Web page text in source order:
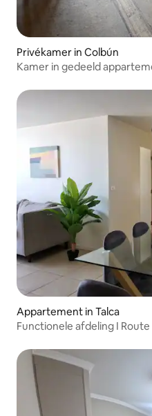
Privékamer in Colbún
Kamer in gedeeld
Appartement in Talca
Functionele afdeling I